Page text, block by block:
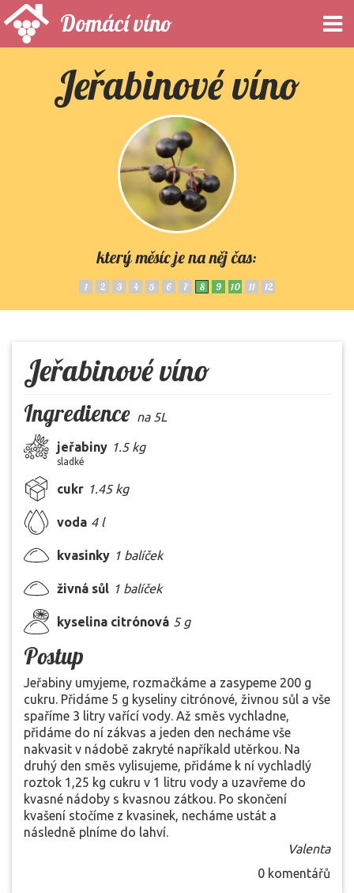
Domácí víno
Jeřabinové víno
který měsíc je na něj čas:
1 2 3 4 5 6 7 8 9 10 11 12
Jeřabinové víno
Ingredience na 5L
jeřabiny 1.5 kg
sladké
cukr 1.45 kg
voda 4 l
kvasinky 1 balíček
živná sůl 1 balíček
kyselina citrónová 5 g
Postup
Jeřabiny umyjeme, rozmačkáme a zasypeme 200 g
cukru. Přidáme 5 g kyseliny citrónové, živnou sůl a vše
spaříme 3 litry vařící vody. Až směs vychladne,
přidáme do ní zákvas a jeden den necháme vše
nakvasit v nádobě zakryté napříkald utěrkou. Na
druhý den směs vylisujeme, přidáme k ní vychladlý
roztok 1,25 kg cukru v 1 litru vody a uzavřeme do
kvasné nádoby s kvasnou zátkou. Po skončení
kvašení stočíme z kvasinek, necháme ustát a
následně plníme do lahví.
Valenta
0 komentářů